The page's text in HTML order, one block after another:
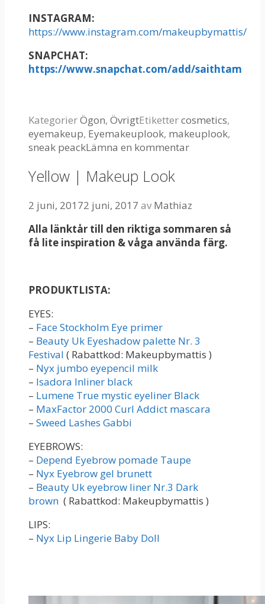
INSTAGRAM:
https://www.instagram.com/makeupbymattis/
SNAPCHAT:
https://www.snapchat.com/add/saithtam
KategorierÖgon, ÖvrigtEtikettercosmetics,
eyemakeup, Eyemakeuplook, makeuplook,
sneak peackLämna en kommentar
Yellow | Makeup Look
2 juni, 20172 juni, 2017 avMathiaz
Alla länktår till den riktiga sommaren så
få lite inspiration & våga använda färg.
PRODUKTLISTA:
EYES:
– Face Stockholm Eye primer
– Beauty Uk Eyeshadow palette Nr. 3
Festival ( Rabattkod: Makeupbymattis )
– Nyx jumbo eyepencil milk
– Isadora Inliner black
– Lumene True mystic eyeliner Black
– MaxFactor 2000 Curl Addict mascara
– Sweed Lashes Gabbi
EYEBROWS:
– Depend Eyebrow pomade Taupe
– Nyx Eyebrow gel brunett
– Beauty Uk eyebrow liner Nr.3 Dark
brown ( Rabattkod: Makeupbymattis )
LIPS:
– Nyx Lip Lingerie Baby Doll